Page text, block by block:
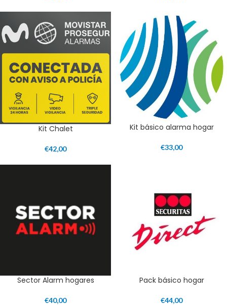
Kit Chalet
€42,00
Kit básico alarma hogar
€33,00
Sector Alarm hogares
€40,00
Pack básico hogar
€44,00